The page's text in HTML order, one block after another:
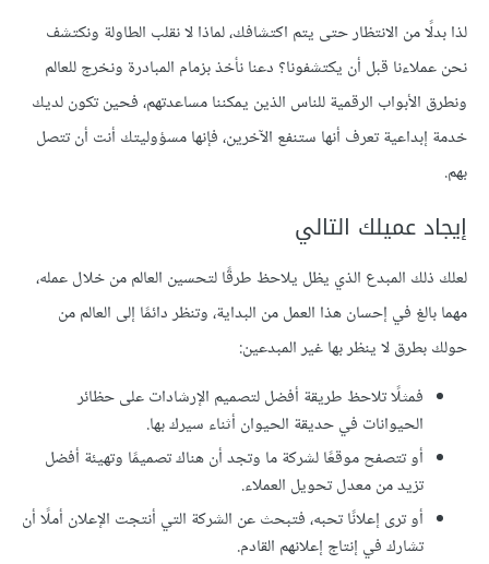
لذا بدلًا من الانتظار حتى يتم اكتشافك، لماذا ﻻ نقلب الطاولة ونكتشف
نحن عملاءنا قبل أن يكتشفونا؟ دعنا نأخذ بزمام المبادرة ونخرج للعالم
ونطرق اﻷبواب الرقمية للناس الذين يمكننا مساعدتهم، فحين تكون لديك
خدمة إبداعية تعرف أنها ستنفع اﻵخرين، فإنها مسؤوليتك أنت أن تتصل
بهم.
إيجاد عميلك التالي
لعلك ذلك المبدع الذي يظل يلاحظ طرقًا لتحسين العالم من خلال عمله،
مهما بالغ في إحسان هذا العمل من البداية، وتنظر دائمًا إلى العالم من
حولك بطرق ﻻ ينظر بها غير المبدعين:
فمثلًا تلاحظ طريقة أفضل لتصميم الإرشادات على حظائر
الحيوانات في حديقة الحيوان أثناء سيرك بها.
أو تتصفح موقعًا لشركة ما وتجد أن هناك تصميمًا وتهيئة أفضل
تزيد من معدل تحويل العملاء.
أو ترى إعلانًا تحبه، فتبحث عن الشركة التي أنتجت اﻹعلان أملًا أن
تشارك في إنتاج إعلانهم القادم.